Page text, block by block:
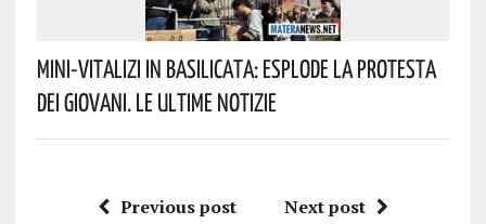
Mini-Vitalizi In Basilicata: Esplode La Protesta
Dei Giovani. Le Ultime Notizie
Previous post Next post